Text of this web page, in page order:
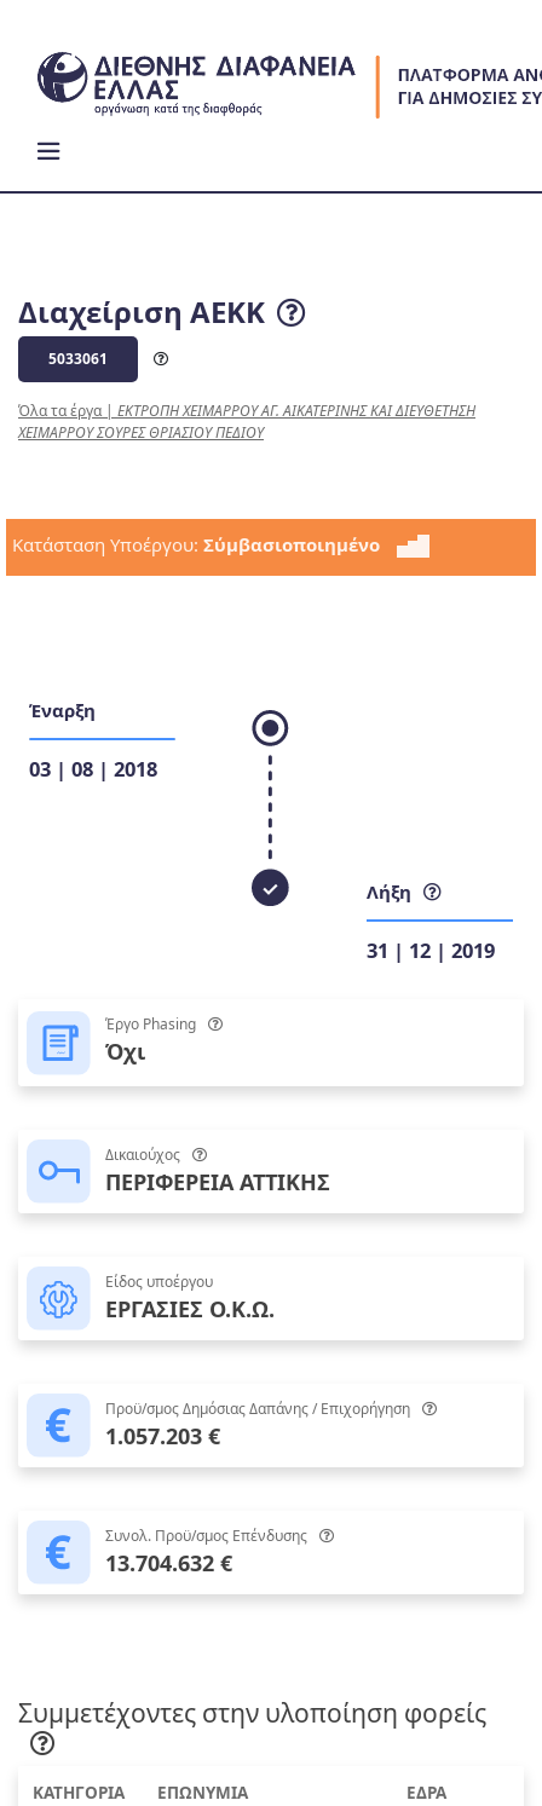
content
Διαχείριση ΑΕΚΚ
5033061
Όλα τα έργα| ΕΚΤΡΟΠΗ ΧΕΙΜΑΡΡΟΥ ΑΓ. ΑΙΚΑΤΕΡΙΝΗΣ ΚΑΙ ΔΙΕΥΘΕΤΗΣΗ
ΧΕΙΜΑΡΡΟΥ ΣΟΥΡΕΣ ΘΡΙΑΣΙΟΥ ΠΕΔΙΟΥ
Κατάσταση Υποέργου: Σύμβασιοποιημένο
Έναρξη
03 | 08 | 2018
Λήξη
31 | 12 | 2019
Έργο Phasing
Όχι
Δικαιούχος
ΠΕΡΙΦΕΡΕΙΑ ΑΤΤΙΚΗΣ
Είδος υποέργου
ΕΡΓΑΣΙΕΣ Ο.Κ.Ω.
Προϋ/σμος Δημόσιας Δαπάνης / Επιχορήγηση
1.057.203 €
Συνολ. Προϋ/σμος Επένδυσης
13.704.632 €
Συμμετέχοντες στην υλοποίηση φορείς
ΚΑΤΗΓΟΡΙΑ ΕΠΩΝΥΜΙΑ ΕΔΡΑ